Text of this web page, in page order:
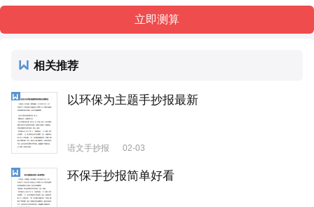
相关推荐
以环保为主题手抄报最新
语文手抄报 02-03
环保手抄报简单好看